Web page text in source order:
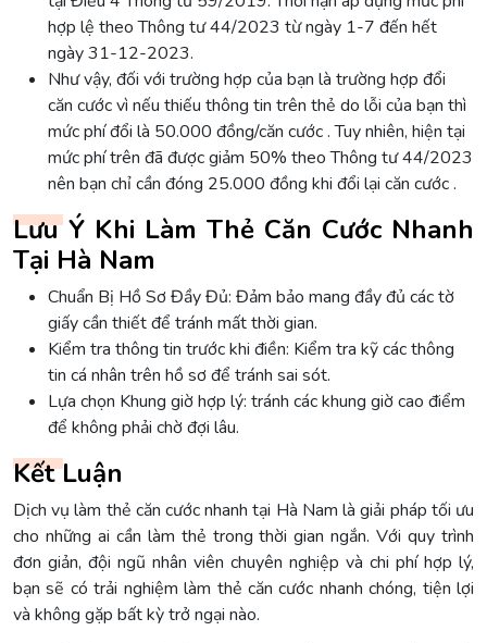
hợp lệ theo Thông tư 44/2023 từ ngày 1-7 đến hết
ngày 31-12-2023.
Như vậy, đối với trường hợp của bạn là trường hợp đổi
căn cước vì nếu thiếu thông tin trên thẻ do lỗi của bạn thì
mức phí đổi là 50.000 đồng/căn cước . Tuy nhiên, hiện tại
mức phí trên đã được giảm 50% theo Thông tư 44/2023
nên bạn chỉ cần đóng 25.000 đồng khi đổi lại căn cước .
Lưu Ý Khi Làm Thẻ Căn Cước Nhanh
Tại Hà Nam
Chuẩn Bị Hồ Sơ Đầy Đủ: Đảm bảo mang đầy đủ các tờ
giấy cần thiết để tránh mất thời gian.
Kiểm tra thông tin trước khi điền: Kiểm tra kỹ các thông
tin cá nhân trên hồ sơ để tránh sai sót.
Lựa chọn Khung giờ hợp lý: tránh các khung giờ cao điểm
để không phải chờ đợi lâu.
Kết Luận
Dịch vụ làm thẻ căn cước nhanh tại Hà Nam là giải pháp tối ưu
cho những ai cần làm thẻ trong thời gian ngắn. Với quy trình
đơn giản, đội ngũ nhân viên chuyên nghiệp và chi phí hợp lý,
bạn sẽ có trải nghiệm làm thẻ căn cước nhanh chóng, tiện lợi
và không gặp bất kỳ trở ngại nào.